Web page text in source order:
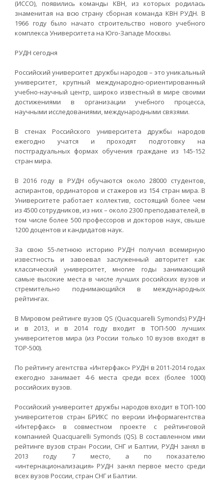
(ИССО), появились команды КВН, из которых родилась
знаменитая на всю страну сборная команда КВН РУДН. В
1966 году было начато строительство нового учебного
комплекса Университета на Юго-Западе Москвы.
РУДН сегодня
Российский университет дружбы народов – это уникальный
университет, крупный международно-ориентированный
учебно-научный центр, широко известный в мире своими
достижениями в организации учебного процесса,
научными исследованиями, международными связями.
В стенах Российского университета дружбы народов
ежегодно учатся и проходят подготовку на
постградуальных формах обучения граждане из 145-152
стран мира.
В 2016 году в РУДН обучаются около 28000 студентов,
аспирантов, ординаторов и стажеров из 154 стран мира. В
Университете работает коллектив, состоящий более чем
из 4500 сотрудников, из них – около 2300 преподавателей, в
том числе более 500 профессоров и докторов наук, свыше
1200 доцентов и кандидатов наук.
За свою 55-летнюю историю РУДН получил всемирную
известность и завоевал заслуженный авторитет как
классический университет, многие годы занимающий
самые высокие места в числе лучших российских вузов и
стремительно поднимающийся в международных
рейтингах.
В Мировом рейтинге вузов QS (Quacquarelli Symonds) РУДН
и в 2013, и в 2014 году входит в ТОП-500 лучших
университетов мира (из России только 10 вузов входят в
ТОР-500).
По рейтингу агентства «Интерфакс» РУДН в 2011-2014 годах
ежегодно занимает 4-6 места среди всех (более 1000)
российских вузов.
Российский университет дружбы народов входит в ТОП-100
университетов стран БРИКС по версии Информагентства
«Интерфакс» в совместном проекте с рейтинговой
компанией Quacquarelli Symonds (QS). В составленном ими
рейтинге вузов стран России, СНГ и Балтии, РУДН занял в
2013 году 7 место, а по показателю
«интернационализация» РУДН занял первое место среди
всех вузов России, стран СНГ и Балтии.